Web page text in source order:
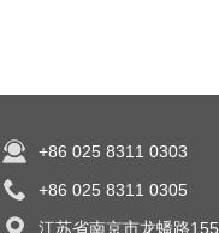
+86 025 8311 0303
+86 025 8311 0305
江苏省南京市龙蟠路